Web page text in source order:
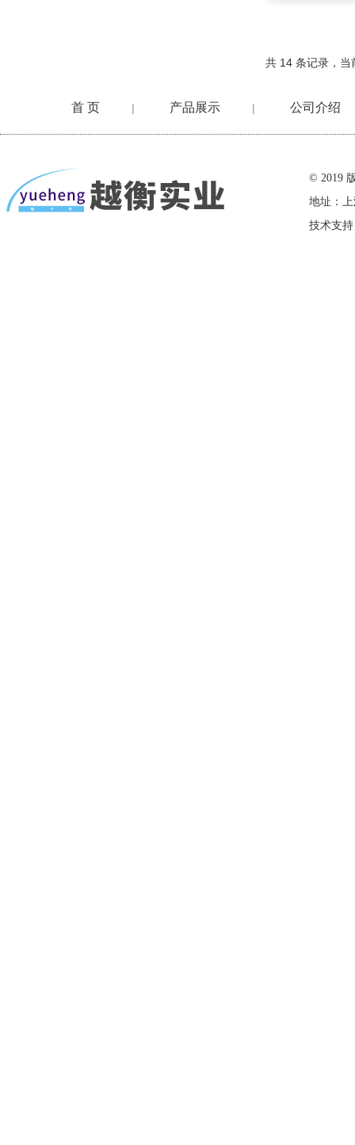
共 14 条记录，
首 页 | 产品展示 | 公司介绍
© 2019
地址：
技术支